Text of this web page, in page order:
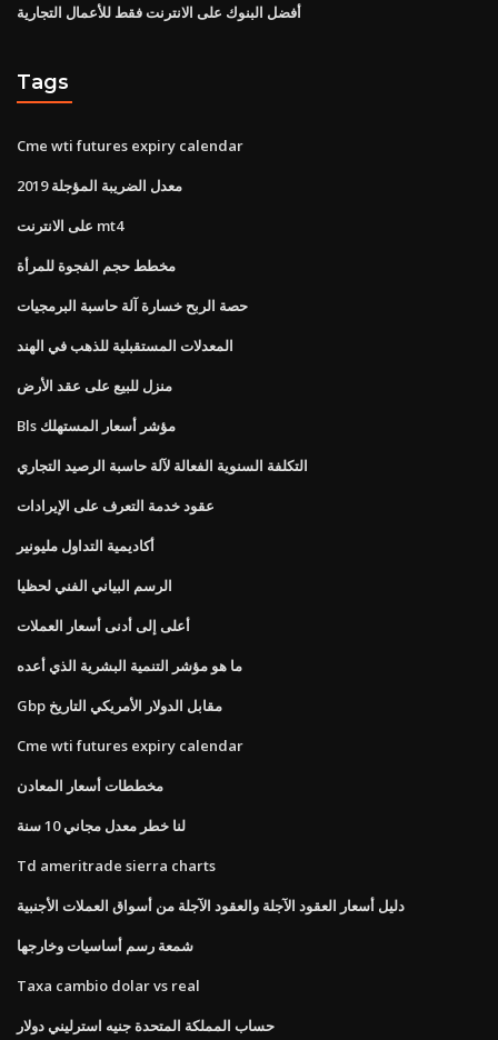
أفضل البنوك على الانترنت فقط للأعمال التجارية
Tags
Cme wti futures expiry calendar
معدل الضريبة المؤجلة 2019
على الانترنت mt4
مخطط حجم الفجوة للمرأة
حصة الربح خسارة آلة حاسبة البرمجيات
المعدلات المستقبلية للذهب في الهند
منزل للبيع على عقد الأرض
Bls مؤشر أسعار المستهلك
التكلفة السنوية الفعالة لآلة حاسبة الرصيد التجاري
عقود خدمة التعرف على الإيرادات
أكاديمية التداول مليونير
الرسم البياني الفني لحظيا
أعلى إلى أدنى أسعار العملات
ما هو مؤشر التنمية البشرية الذي أعده
Gbp مقابل الدولار الأمريكي التاريخ
Cme wti futures expiry calendar
مخططات أسعار المعادن
لنا خطر معدل مجاني 10 سنة
Td ameritrade sierra charts
دليل أسعار العقود الآجلة والعقود الآجلة من أسواق العملات الأجنبية
شمعة رسم أساسيات وخارجها
Taxa cambio dolar vs real
حساب المملكة المتحدة جنيه استرليني دولار